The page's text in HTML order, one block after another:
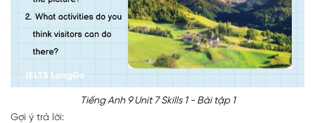
Tiếng Anh 9 Unit 7 Skills 1 - Bài tập 1
Gợi ý trả lời: